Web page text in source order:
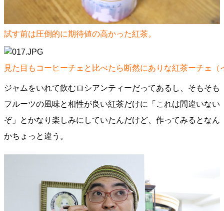
試す前は圧倒的に期待値の高かった紅茶。
見た目もコーヒーチェと比べたら断然にありな紅茶ーチェ（
ジャムをいれて飲むロシアンティーだってあるし、そもそも
フルーツの風味と相性が良い紅茶だけに「これは間違いない
ぞ」とかなり楽しみにしていたんだけど、作ってみるとなん
かちょっと違う。